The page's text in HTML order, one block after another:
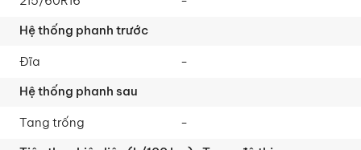
Đĩa -
Tang trống -